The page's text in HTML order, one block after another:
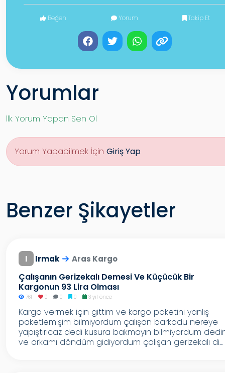
Beğen Yorum Takip Et
Yorumlar
İlk Yorum Yapan Sen Ol
Yorum Yapabilmek İçin Giriş Yap
Benzer Şikayetler
I Irmak Aras Kargo
Çalışanın Gerizekalı Demesi Ve Küçücük Bir
Kargonun 93 Lira Olması
761 0 0 0 3 yıl önce
Kargo vermek için gittim ve kargo paketini yanlış
paketlemişim bilmiyordum çalışan barkodu nereye
yapıştırıcaz dedi kusura bakmayın bilmiyordum
ve arkamı döndüm gidiyordum çalışan gerizekalı di...